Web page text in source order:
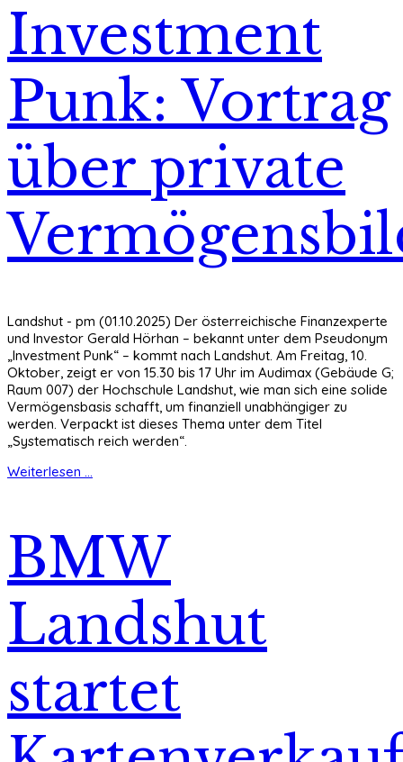
Investment
Punk: Vortrag
über private
Landshut - pm (01.10.2025) Der österreichische Finanzexperte
und Investor Gerald Hörhan – bekannt unter dem Pseudonym
„Investment Punk“ – kommt nach Landshut. Am Freitag, 10.
Oktober, zeigt er von 15.30 bis 17 Uhr im Audimax (Gebäude G;
Raum 007) der Hochschule Landshut, wie man sich eine solide
Vermögensbasis schafft, um finanziell unabhängiger zu
werden. Verpackt ist dieses Thema unter dem Titel
„Systematisch reich werden“.
Weiterlesen ...
BMW
Landshut
startet